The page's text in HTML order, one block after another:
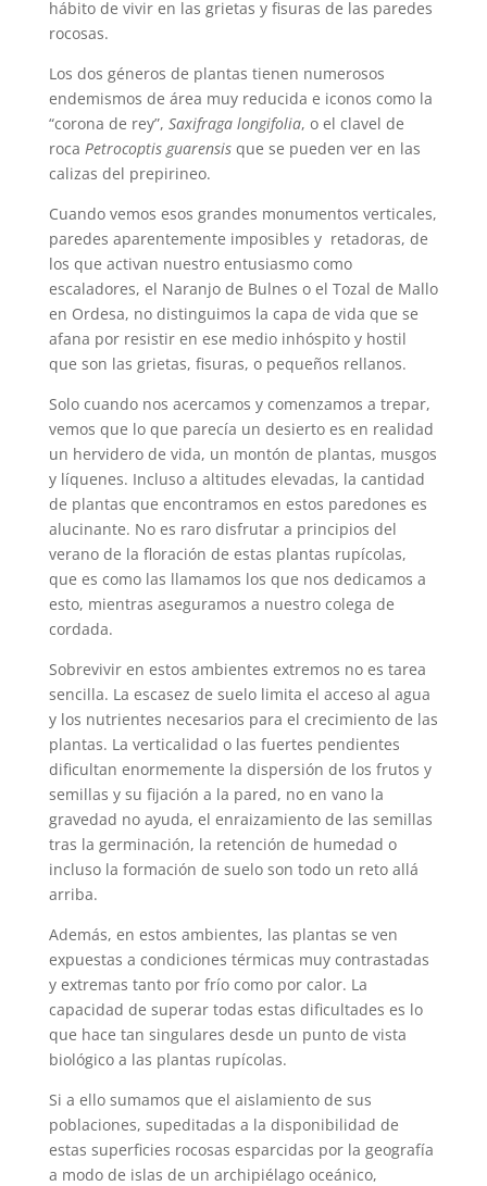
hábito de vivir en las grietas y fisuras de las paredes
rocosas.
Los dos géneros de plantas tienen numerosos
endemismos de área muy reducida e iconos como la
“corona de rey”, Saxifraga longifolia, o el clavel de
roca Petrocoptis guarensis que se pueden ver en las
calizas del prepirineo.
Cuando vemos esos grandes monumentos verticales,
paredes aparentemente imposibles y retadoras, de
los que activan nuestro entusiasmo como
escaladores, el Naranjo de Bulnes o el Tozal de Mallo
en Ordesa, no distinguimos la capa de vida que se
afana por resistir en ese medio inhóspito y hostil
que son las grietas, fisuras, o pequeños rellanos.
Solo cuando nos acercamos y comenzamos a trepar,
vemos que lo que parecía un desierto es en realidad
un hervidero de vida, un montón de plantas, musgos
y líquenes. Incluso a altitudes elevadas, la cantidad
de plantas que encontramos en estos paredones es
alucinante. No es raro disfrutar a principios del
verano de la floración de estas plantas rupícolas,
que es como las llamamos los que nos dedicamos a
esto, mientras aseguramos a nuestro colega de
cordada.
Sobrevivir en estos ambientes extremos no es tarea
sencilla. La escasez de suelo limita el acceso al agua
y los nutrientes necesarios para el crecimiento de las
plantas. La verticalidad o las fuertes pendientes
dificultan enormemente la dispersión de los frutos y
semillas y su fijación a la pared, no en vano la
gravedad no ayuda, el enraizamiento de las semillas
tras la germinación, la retención de humedad o
incluso la formación de suelo son todo un reto allá
arriba.
Además, en estos ambientes, las plantas se ven
expuestas a condiciones térmicas muy contrastadas
y extremas tanto por frío como por calor. La
capacidad de superar todas estas dificultades es lo
que hace tan singulares desde un punto de vista
biológico a las plantas rupícolas.
Si a ello sumamos que el aislamiento de sus
poblaciones, supeditadas a la disponibilidad de
estas superficies rocosas esparcidas por la geografía
a modo de islas de un archipiélago oceánico,